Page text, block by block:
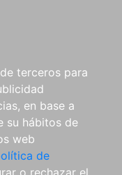
terceros para
en base a
su hábitos de
web
de
o rechazar el